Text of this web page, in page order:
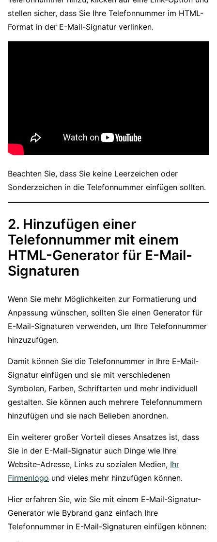
stellen sicher, dass Sie Ihre Telefonnummer im HTML-
Format in der E-Mail-Signatur verlinken.
Beachten Sie, dass Sie keine Leerzeichen oder
Sonderzeichen in die Telefonnummer einfügen sollten.
2. Hinzufügen einer
Telefonnummer mit einem
HTML-Generator für E-Mail-
Signaturen
Wenn Sie mehr Möglichkeiten zur Formatierung und
Anpassung wünschen, sollten Sie einen Generator für
E-Mail-Signaturen verwenden, um Ihre Telefonnummer
hinzuzufügen.
Damit können Sie die Telefonnummer in Ihre E-Mail-
Signatur einfügen und sie mit verschiedenen
Symbolen, Farben, Schriftarten und mehr individuell
gestalten. Sie können auch mehrere Telefonnummern
hinzufügen und sie nach Belieben anordnen.
Ein weiterer großer Vorteil dieses Ansatzes ist, dass
Sie in der E-Mail-Signatur auch Dinge wie Ihre
Website-Adresse, Links zu sozialen Medien, Ihr
Firmenlogo und vieles mehr hinzufügen können.
Hier erfahren Sie, wie Sie mit einem E-Mail-Signatur-
Generator wie Bybrand ganz einfach Ihre
Telefonnummer in E-Mail-Signaturen einfügen können: